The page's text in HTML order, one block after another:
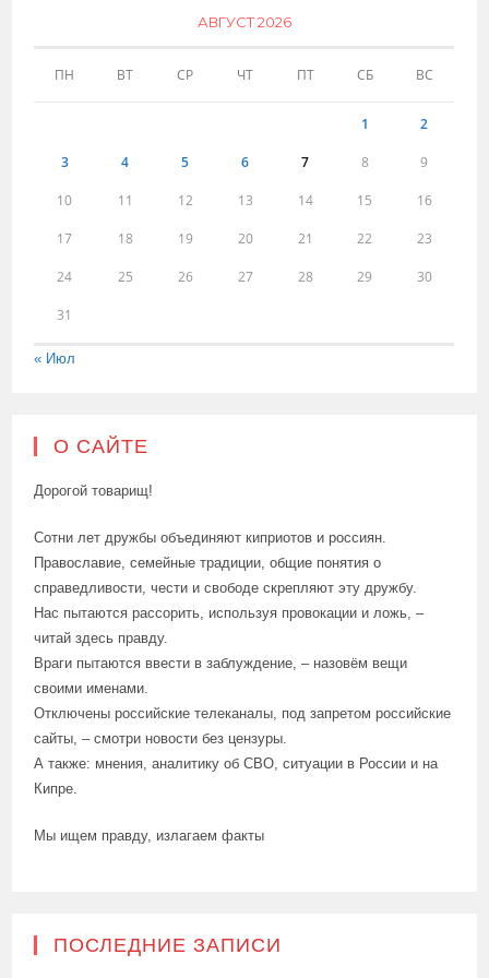
АВГУСТ 2026
ПН ВТ СР ЧТ ПТ СБ ВС
1 2
3 4 5 6 7 8 9
10 11 12 13 14 15 16
17 18 19 20 21 22 23
24 25 26 27 28 29 30
31
« Июл
О САЙТЕ
Дорогой товарищ!
Сотни лет дружбы объединяют киприотов и россиян.
Православие, семейные традиции, общие понятия о
справедливости, чести и свободе скрепляют эту дружбу.
Нас пытаются рассорить, используя провокации и ложь, –
читай здесь правду.
Враги пытаются ввести в заблуждение, – назовём вещи
своими именами.
Отключены российские телеканалы, под запретом российские
сайты, – смотри новости без цензуры.
А также: мнения, аналитику об СВО, ситуации в России и на
Кипре.
Мы ищем правду, излагаем факты
ПОСЛЕДНИЕ ЗАПИСИ